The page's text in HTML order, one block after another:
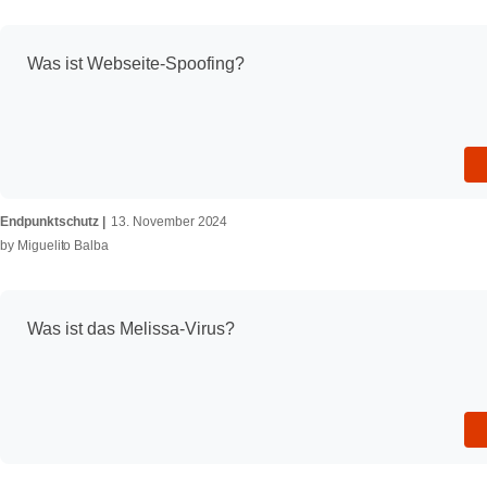
Was ist Webseite-Spoofing?
Endpunktschutz
13. November 2024
by Miguelito Balba
Was ist das Melissa-Virus?